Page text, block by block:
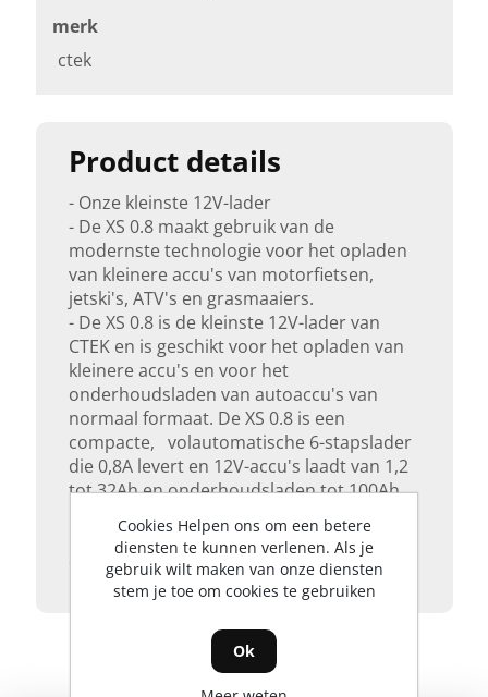
Product details
- Onze kleinste 12V-lader
- De XS 0.8 maakt gebruik van de
modernste technologie voor het opladen
van kleinere accu's van motorfietsen,
jetski's, ATV's en grasmaaiers.
- De XS 0.8 is de kleinste 12V-lader van
CTEK en is geschikt voor het opladen van
kleinere accu's en voor het
onderhoudsladen van autoaccu's van
normaal formaat. De XS 0.8 is een
compacte, volautomatische 6-stapslader
die 0,8A levert en 12V-accu's laadt van 1,2
tot 32Ah en onderhoudsladen tot 100Ah.
Het is eenvoudig te gebruiken en u kunt
het hele oplaadproces volgen op het
duidelijke, gemakkelijk afleesbare display.
merk
ctek
Cookies Helpen ons om een betere
diensten te kunnen verlenen. Als je
gebruik wilt maken van onze diensten
stem je toe om cookies te gebruiken
Ok